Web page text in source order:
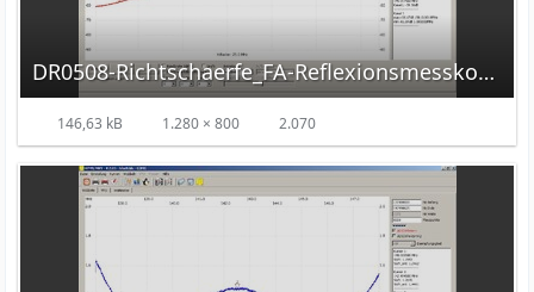
DR0508-Richtschaerfe_FA-Reflexionsmesskopf.jpg
146,63 kB 1.280 × 800 2.070